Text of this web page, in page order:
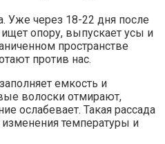
Уже через 18-22 дня после
опору, выпускает усы и
пространстве
против нас.
емкость и
волоски отмирают,
ослабевает. Такая рассада
температуры и